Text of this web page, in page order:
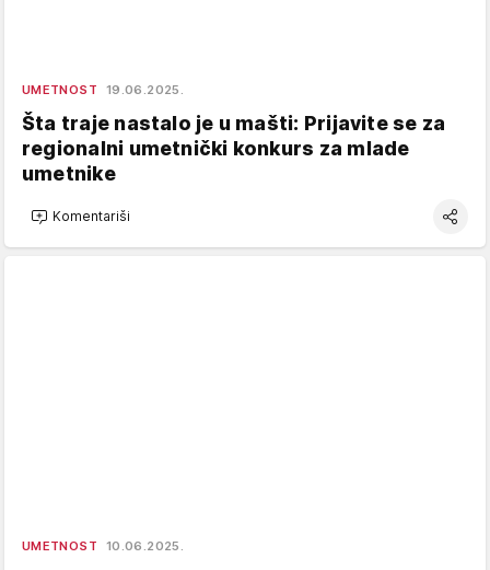
UMETNOST 19.06.2025.
Šta traje nastalo je u mašti: Prijavite se za
regionalni umetnički konkurs za mlade
umetnike
Komentariši
UMETNOST 10.06.2025.